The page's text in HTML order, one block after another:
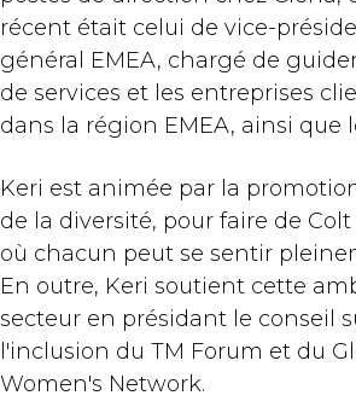
récent était celui de vice-
général EMEA, chargé de
de services et les entreprises
dans la région EMEA, ainsi que
Keri est animée par la
de la diversité, pour faire de
où chacun peut se sentir
En outre, Keri soutient cette
secteur en présidant le conseil
l'inclusion du TM Forum et du
Women's Network.